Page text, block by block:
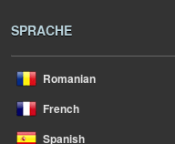
SPRACHE
Romanian
French
Spanish